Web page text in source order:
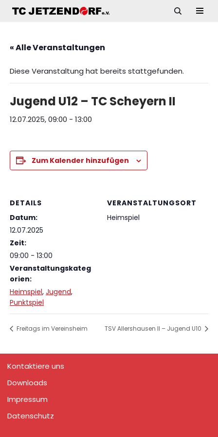
springen
« Alle Veranstaltungen
Diese Veranstaltung hat bereits stattgefunden.
Jugend U12 – TC Scheyern II
12.07.2025, 09:00 - 13:00
Zum Kalender hinzufügen
DETAILS
Datum:
12.07.2025
Zeit:
09:00 - 13:00
Veranstaltungskateg
orien:
Heimspiel, Jugend,
Punktspiel
VERANSTALTUNGSORT
Heimspiel
Freitags im Vereinsheim TSV Allershausen II – Jugend U10
Kontaktiere uns
Downloads
Impressum
Datenschutz